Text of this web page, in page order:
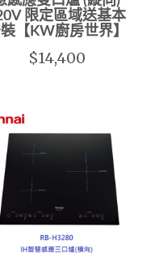
限定區域送基本
【KW廚房世界】
$14,400